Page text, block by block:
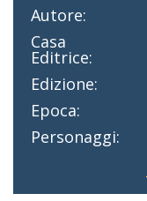
Autore:
Casa
Editrice:
Edizione:
Epoca:
Personaggi: